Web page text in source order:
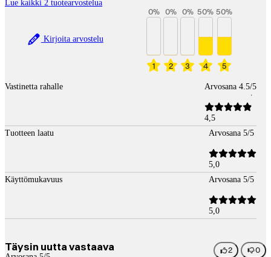
Lue kaikki 2 tuotearvostelua
Kirjoita arvostelu
1
0%
2
0%
3
0%
4
50%
5
50%
Vastinetta rahalle Arvosana 4.5/5
4,5
Tuotteen laatu
Arvosana 5/5
5,0
Käyttömukavuus
Arvosana 5/5
5,0
Täysin uutta vastaava 2 0